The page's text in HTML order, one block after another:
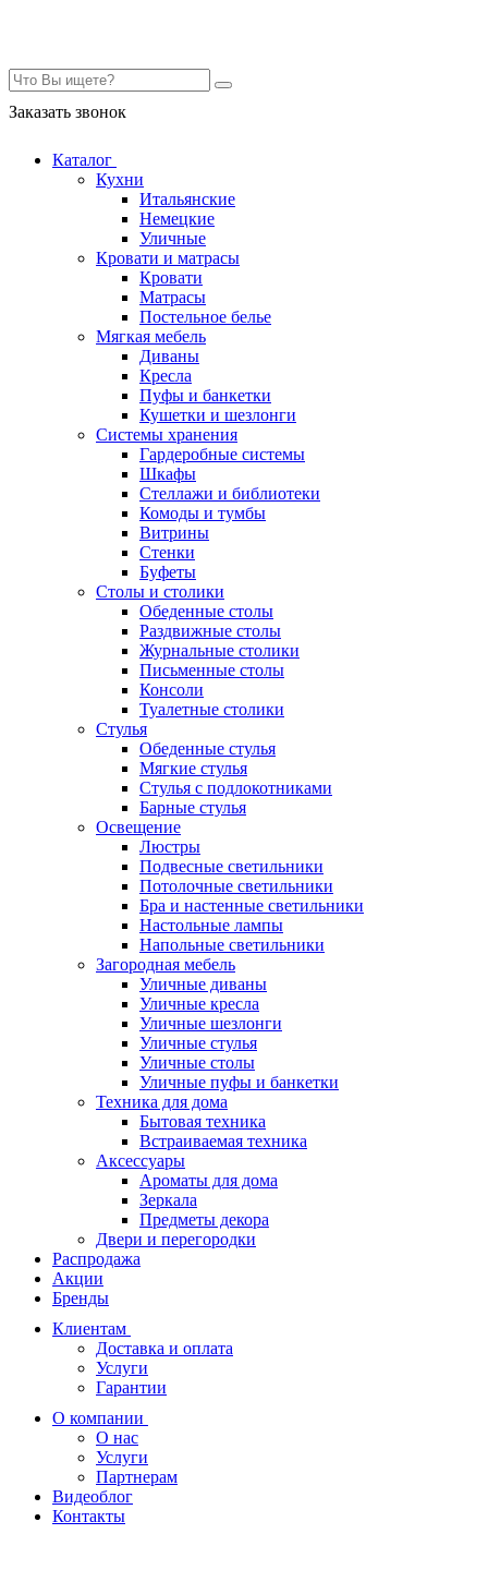
Заказать звонок
Каталог
Кухни
Итальянские
Немецкие
Уличные
Кровати и матрасы
Кровати
Матрасы
Постельное белье
Мягкая мебель
Диваны
Кресла
Пуфы и банкетки
Кушетки и шезлонги
Системы хранения
Гардеробные системы
Шкафы
Стеллажи и библиотеки
Комоды и тумбы
Витрины
Стенки
Буфеты
Столы и столики
Обеденные столы
Раздвижные столы
Журнальные столики
Письменные столы
Консоли
Туалетные столики
Стулья
Обеденные стулья
Мягкие стулья
Стулья с подлокотниками
Барные стулья
Освещение
Люстры
Подвесные светильники
Потолочные светильники
Бра и настенные светильники
Настольные лампы
Напольные светильники
Загородная мебель
Уличные диваны
Уличные кресла
Уличные шезлонги
Уличные стулья
Уличные столы
Уличные пуфы и банкетки
Техника для дома
Бытовая техника
Встраиваемая техника
Аксессуары
Ароматы для дома
Зеркала
Предметы декора
Двери и перегородки
Распродажа
Акции
Бренды
Клиентам
Доставка и оплата
Услуги
Гарантии
О компании
О нас
Услуги
Партнерам
Видеоблог
Контакты